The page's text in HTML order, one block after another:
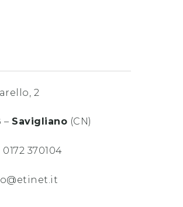
2
– Savigliano (CN)
0172 370104